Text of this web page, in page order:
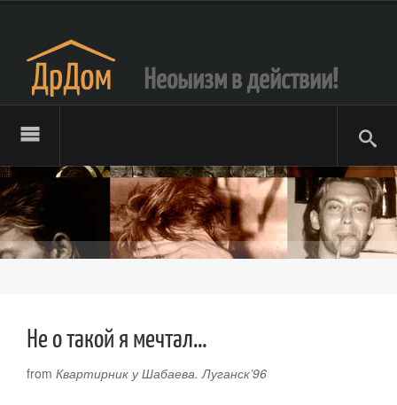
Неоыизм в действии!
Не о такой я мечтал…
from Квартирник у Шабаева. Луганск’96